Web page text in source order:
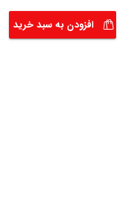
افزودن به سبد خرید